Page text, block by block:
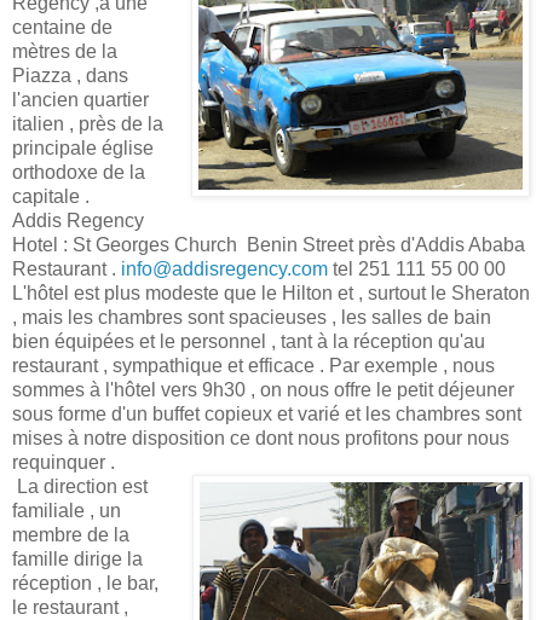
centaine de
mètres de la
Piazza , dans
l'ancien quartier
italien , près de la
principale église
orthodoxe de la
capitale .
Addis Regency
Hotel : St Georges Church Benin Street près d'Addis Ababa
Restaurant . info@addisregency.com tel 251 111 55 00 00
L'hôtel est plus modeste que le Hilton et , surtout le Sheraton
, mais les chambres sont spacieuses , les salles de bain
bien équipées et le personnel , tant à la réception qu'au
restaurant , sympathique et efficace . Par exemple , nous
sommes à l'hôtel vers 9h30 , on nous offre le petit déjeuner
sous forme d'un buffet copieux et varié et les chambres sont
mises à notre disposition ce dont nous profitons pour nous
requinquer .
La direction est
familiale , un
membre de la
famille dirige la
réception , le bar,
le restaurant ,